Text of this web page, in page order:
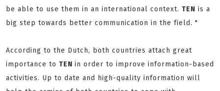
be able to use them in an international context. TEN is a
big step towards better communication in the field. "
According to the Dutch, both countries attach great
importance to TEN in order to improve information-based
activities. Up to date and high-quality information will